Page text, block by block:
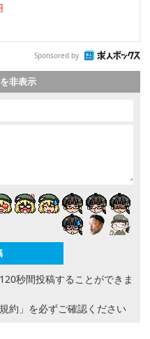
Sponsored by
非表示
秒間投稿することができま
約」 を必ずご確認ください